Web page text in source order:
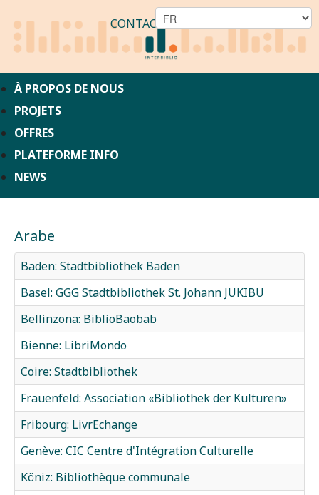
CONTACT
À PROPOS DE NOUS
PROJETS
OFFRES
PLATEFORME INFO
NEWS
Arabe
Baden: Stadtbibliothek Baden
Basel: GGG Stadtbibliothek St. Johann JUKIBU
Bellinzona: BiblioBaobab
Bienne: LibriMondo
Coire: Stadtbibliothek
Frauenfeld: Association «Bibliothek der Kulturen»
Fribourg: LivrEchange
Genève: CIC Centre d'Intégration Culturelle
Köniz: Bibliothèque communale